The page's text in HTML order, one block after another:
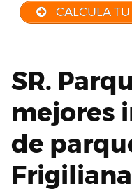
CALCULA
SR.
mejores
de
Frigiliana